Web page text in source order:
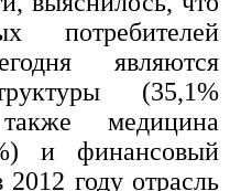
потребителей
являются
(35,1%
медицина
и финансовый
году отрасль